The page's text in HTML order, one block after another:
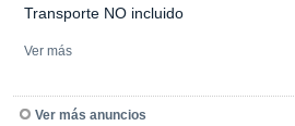
Transporte NO incluido
Ver más
Ver más anuncios